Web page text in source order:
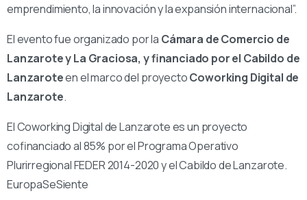
emprendimiento, la innovación y la expansión internacional”.
El evento fue organizado por la Cámara de Comercio de
Lanzarote y La Graciosa, y financiado por el Cabildo de
Lanzaroteen el marco del proyectoCoworking Digital de
Lanzarote.
El Coworking Digital de Lanzarote es un proyecto
cofinanciado al 85% por el Programa Operativo
Plurirregional FEDER 2014-2020 y el Cabildo de Lanzarote.
EuropaSeSiente